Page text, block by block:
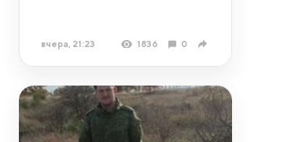
вчера, 21:23 1836 0